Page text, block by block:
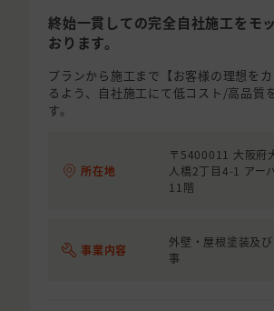
終始一貫しての完全自社施工をモ
おります。
プランから施工まで【お客様の理想を
るよう、自社施工にて低コスト/高品質
す。
所在地
〒5400011 大阪府
人橋2丁目4-1 アー
11階
事業内容
外壁・屋根塗装及
事